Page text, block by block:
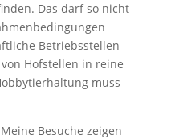
Das darf so nicht
Betriebsstellen
Hofstellen in reine
muss
Besuche zeigen